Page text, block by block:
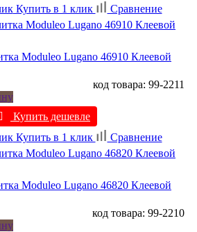
Купить в 1 клик
Сравнение
Moduleo Lugano 46910 Клеевой
код товара: 99-2211
Купить дешевле
Купить в 1 клик
Сравнение
Moduleo Lugano 46820 Клеевой
код товара: 99-2210